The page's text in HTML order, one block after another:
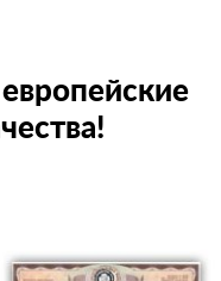
европейские